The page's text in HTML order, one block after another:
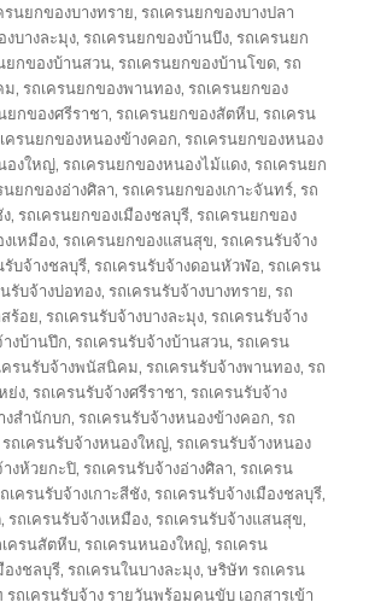
รนยกของบางทราย,รถเครนยกของบางปลา
บางละมุง,รถเครนยกของบ้านบึง,รถเครนยก
ยกของบ้านสวน,รถเครนยกของบ้านโขด,รถ
ม,รถเครนยกของพานทอง,รถเครนยกของ
ยกของศรีราชา,รถเครนยกของสัตหีบ,รถเครน
ครนยกของหนองข้างคอก,รถเครนยกของหนอง
องใหญ่,รถเครนยกของหนองไม้แดง,รถเครนยก
นยกของอ่างศิลา,รถเครนยกของเกาะจันทร์,รถ
,รถเครนยกของเมืองชลบุรี,รถเครนยกของ
เหมือง,รถเครนยกของแสนสุข,รถเครนรับจ้าง
รับจ้างชลบุรี,รถเครนรับจ้างดอนหัวฬ่อ,รถเครน
รับจ้างบ่อทอง,รถเครนรับจ้างบางทราย,รถ
ร้อย,รถเครนรับจ้างบางละมุง,รถเครนรับจ้าง
งบ้านปึก,รถเครนรับจ้างบ้านสวน,รถเครน
ครนรับจ้างพนัสนิคม,รถเครนรับจ้างพานทอง,รถ
ย่ง,รถเครนรับจ้างศรีราชา,รถเครนรับจ้าง
งสำนักบก,รถเครนรับจ้างหนองข้างคอก,รถ
รถเครนรับจ้างหนองใหญ่,รถเครนรับจ้างหนอง
งห้วยกะปิ,รถเครนรับจ้างอ่างศิลา,รถเครน
เครนรับจ้างเกาะสีชัง,รถเครนรับจ้างเมืองชลบุรี,
,รถเครนรับจ้างเหมือง,รถเครนรับจ้างแสนสุข,
เครนสัตหีบ,รถเครนหนองใหญ่,รถเครน
องชลบุรี,รถเครนในบางละมุง,ษริษัท รถเครน
รถเครนรับจ้าง รายวันพร้อมคนขับ เอกสารเข้า